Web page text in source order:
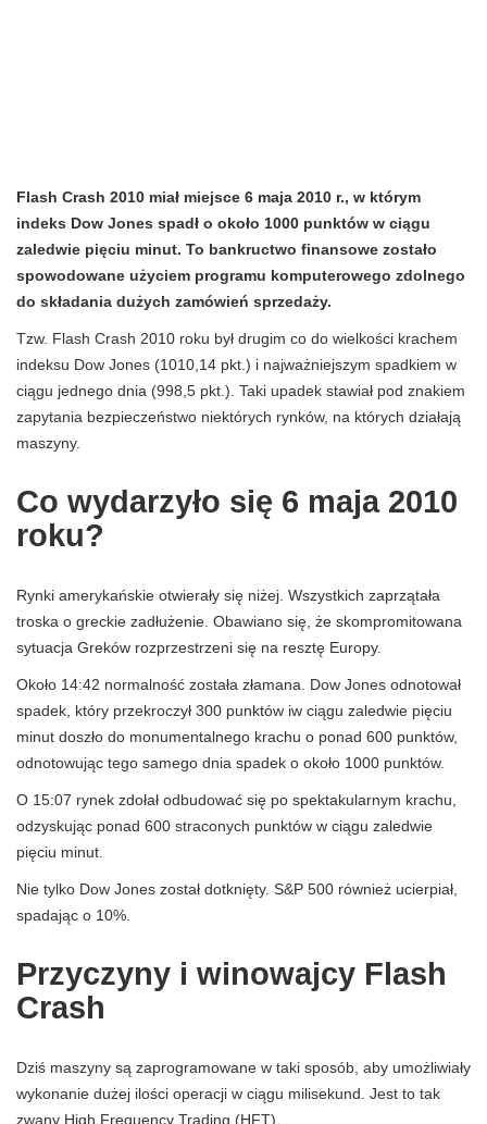
Flash Crash 2010 miał miejsce 6 maja 2010 r., w którym
indeks Dow Jones spadł o około 1000 punktów w ciągu
zaledwie pięciu minut. To bankructwo finansowe zostało
spowodowane użyciem programu komputerowego zdolnego
do składania dużych zamówień sprzedaży.
Tzw. Flash Crash 2010 roku był drugim co do wielkości krachem
indeksu Dow Jones (1010,14 pkt.) i najważniejszym spadkiem w
ciągu jednego dnia (998,5 pkt.). Taki upadek stawiał pod znakiem
zapytania bezpieczeństwo niektórych rynków, na których działają
maszyny.
Co wydarzyło się 6 maja 2010
roku?
Rynki amerykańskie otwierały się niżej. Wszystkich zaprzątała
troska o greckie zadłużenie. Obawiano się, że skompromitowana
sytuacja Greków rozprzestrzeni się na resztę Europy.
Około 14:42 normalność została złamana. Dow Jones odnotował
spadek, który przekroczył 300 punktów iw ciągu zaledwie pięciu
minut doszło do monumentalnego krachu o ponad 600 punktów,
odnotowując tego samego dnia spadek o około 1000 punktów.
O 15:07 rynek zdołał odbudować się po spektakularnym krachu,
odzyskując ponad 600 straconych punktów w ciągu zaledwie
pięciu minut.
Nie tylko Dow Jones został dotknięty. S&P 500 również ucierpiał,
spadając o 10%.
Przyczyny i winowajcy Flash
Crash
Dziś maszyny są zaprogramowane w taki sposób, aby umożliwiały
wykonanie dużej ilości operacji w ciągu milisekund. Jest to tak
zwany High Frequency Trading (HFT).